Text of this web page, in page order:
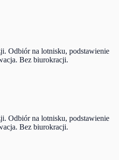
Odbiór na lotnisku, podstawienie
Bez biurokracji.
Odbiór na lotnisku, podstawienie
Bez biurokracji.